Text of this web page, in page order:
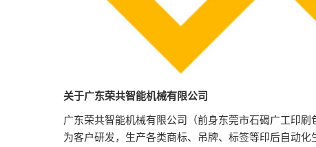
关于广东荣共智能机械有限公司
广东荣共智能机械有限公司（前身东莞市石碣广工印
为客户研发，生产各类商标、吊牌、标签等印后自动化